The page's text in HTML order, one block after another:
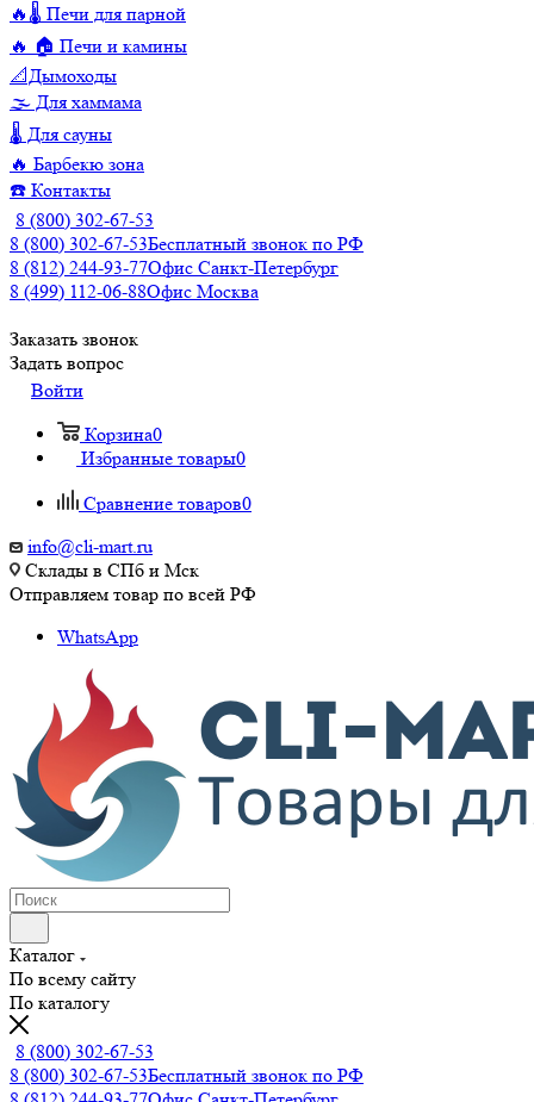
🔥🌡️ Печи для парной
🔥 🏠 Печи и камины
📐Дымоходы
🌫️ Для хаммама
🌡️ Для сауны
🔥 Барбекю зона
☎️ Контакты
8 (800) 302-67-53
8 (800) 302-67-53Бесплатный звонок по РФ
8 (812) 244-93-77Офис Санкт-Петербург
8 (499) 112-06-88Офис Москва
Заказать звонок
Задать вопрос
Войти
Корзина0
Избранные товары0
Сравнение товаров0
info@cli-mart.ru
Склады в СПб и Мск
Отправляем товар по всей РФ
WhatsApp
Каталог
По всему сайту
По каталогу
8 (800) 302-67-53
8 (800) 302-67-53Бесплатный звонок по РФ